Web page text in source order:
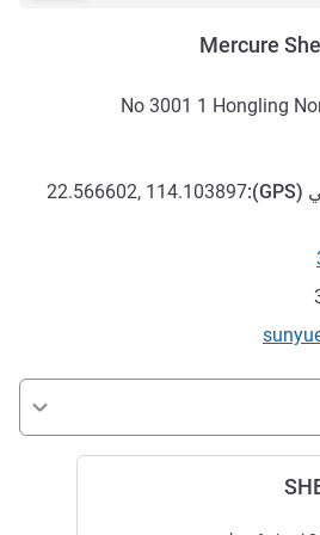
Mercure
No 3001 1 Hongling
(
GPS
):
22.566602, 114.103897